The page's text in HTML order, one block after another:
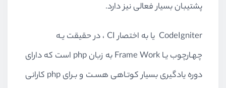
پشتیبان بسیار فعالی نیز دارد.
CodeIgniter یا به اختصار CI ، در حقیقت یـه
چهـارچوب یـا Frame Work به زبان php است که دارای
دوره یادگیری بسیار کوتـاهی هسـت و بـرای php کارانی